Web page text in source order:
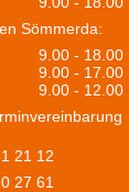
Sömmerda:
9.00 - 18.00
9.00 - 17.00
9.00 - 12.00
21 12
27 61